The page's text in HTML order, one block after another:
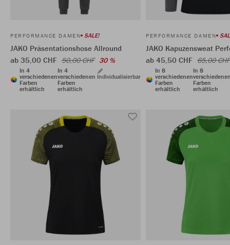
PERFORMANCE DAMEN SALE!
JAKO Präsentationshose Allround
ab 35,00 CHF 50,00 CHF 30 %
In 4
verschiedenen
Farben
erhältlich
In 4
verschiedenen
Farben
erhältlich
Individualisierbar
PERFORMANCE DAMEN
JAKO Kapuzensweat
ab 45,50 CHF 65,00 CHF
In 8
verschiedenen
Farben
erhältlich
In 8
Farben
erhältlich